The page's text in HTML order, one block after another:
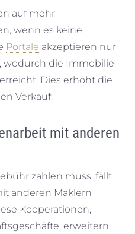
auf mehr
wenn es keine
Portale akzeptieren nur
wodurch die Immobilie
Dies erhöht die
Verkauf.
mit anderen
zahlen muss, fällt
anderen Maklern
Kooperationen,
erweitern